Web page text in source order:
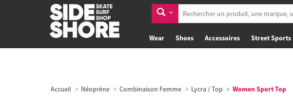
Wear Shoes Accessoires Street Sports
Accueil Néoprène Combinaison Femme Lycra / Top Women Sport Top